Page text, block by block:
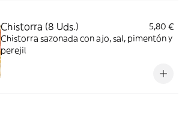
Chistorra (8 Uds.)
5,80 €
Chistorra sazonada con ajo, sal, pimentón y
perejil